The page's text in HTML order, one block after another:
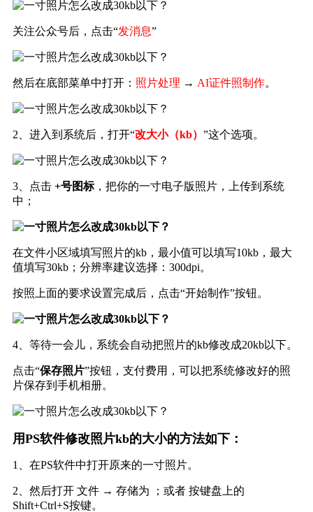
关注公众号后，点击“发消息”
然后在底部菜单中打开： 照片处理 → AI证件照制作。
2、进入到系统后，打开“改大小（kb） ”这个选项。
3、点击 +号图标，把你的一寸电子版照片，上传到系统
中；
在文件小区域填写照片的kb，最小值可以填写10kb，最大
值填写30kb；分辨率建议选择：300dpi。
按照上面的要求设置完成后，点击“开始制作”按钮。
4、等待一会儿，系统会自动把照片的kb修改成20kb以下。
点击“保存照片”按钮，支付费用，可以把系统修改好的照
片保存到手机相册。
用PS软件修改照片kb的大小的方法如下：
1、在PS软件中打开原来的一寸照片。
2、然后打开 文件 → 存储为 ；或者 按键盘上的
Shift+Ctrl+S按键。